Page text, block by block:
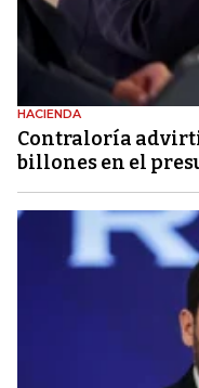
HACIENDA
Contraloría
billones en el